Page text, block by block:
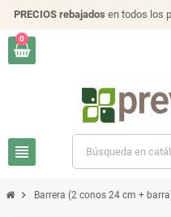
PRECIOS rebajados en todos los
0
view_headline
chevron_right Barrera (2 conos 24 cm +